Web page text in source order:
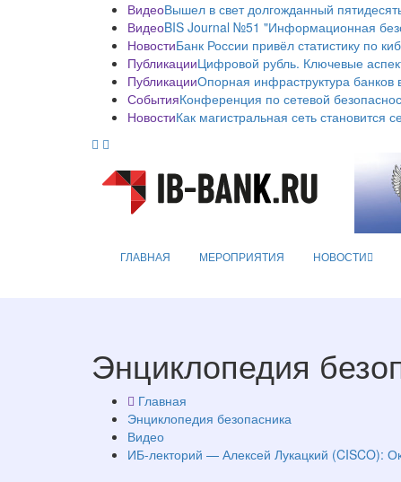
ВидеоВышел в свет долгожданный
ВидеоBIS Journal №51 "Информационная
НовостиБанк России привёл статистику по
ПубликацииЦифровой рубль. Ключевые
ПубликацииОпорная инфраструктура банков
СобытияКонференция по сетевой
НовостиКак магистральная сеть становится
ГЛАВНАЯ МЕРОПРИЯТИЯ НОВОСТИ
Энциклопедия
Главная
Энциклопедия безопасника
Видео
ИБ-лекторий — Алексей Лукацкий (CISCO):